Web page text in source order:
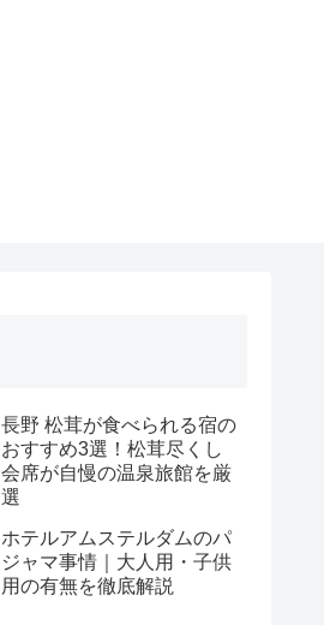
長野 松茸が食べられる宿の
おすすめ3選！松茸尽くし
会席が自慢の温泉旅館を厳
選
ホテルアムステルダムのパ
ジャマ事情｜大人用・子供
用の有無を徹底解説